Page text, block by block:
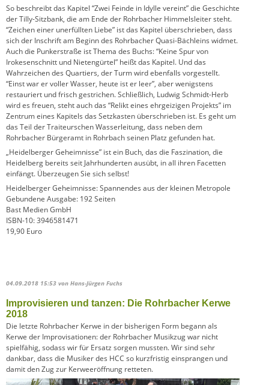
So beschreibt das Kapitel “Zwei Feinde in Idylle vereint” die Geschichte
der Tilly-Sitzbank, die am Ende der Rohrbacher Himmelsleiter steht.
“Zeichen einer unerfüllten Liebe” ist das Kapitel überschrieben, dass
sich der Inschrift am Beginn des Rohrbacher Quasi-Bächleins widmet.
Auch die Punkerstraße ist Thema des Buchs: “Keine Spur von
Irokesenschnitt und Nietengürtel” heißt das Kapitel. Und das
Wahrzeichen des Quartiers, der Turm wird ebenfalls vorgestellt.
“Einst war er voller Wasser, heute ist er leer”, aber wenigstens
restauriert und frisch gestrichen. Schließlich, Ludwig Schmidt-Herb
wird es freuen, steht auch das “Relikt eines ehrgeizigen Projekts” im
Zentrum eines Kapitels das Setzkasten überschrieben ist. Es geht um
das Teil der Traiteurschen Wasserleitung, dass neben dem
Rohrbacher Bürgeramt in Rohrbach seinen Platz gefunden hat.
„Heidelberger Geheimnisse” ist ein Buch, das die Faszination, die
Heidelberg bereits seit Jahrhunderten ausübt, in all ihren Facetten
einfängt. Überzeugen Sie sich selbst!
Heidelberger Geheimnisse: Spannendes aus der kleinen Metropole
Gebundene Ausgabe: 192 Seiten
Bast Medien GmbH
ISBN-10: 3946581471
19,90 Euro
04.09.2018 15:53 von Hans-Jürgen Fuchs
Improvisieren und tanzen: Die Rohrbacher Kerwe
2018
Die letzte Rohrbacher Kerwe in der bisherigen Form begann als
Kerwe der Improvisationen: der Rohrbacher Musikzug war nicht
spielfähig, sodass wir für Ersatz sorgen mussten. Wir sind sehr
dankbar, dass die Musiker des HCC so kurzfristig einsprangen und
damit den Zug zur Kerweeröffnung retteten.